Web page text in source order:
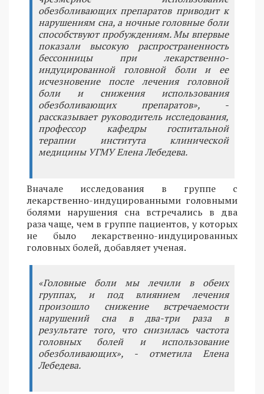
обезболивающих препаратов приводит к
нарушениям сна, а ночные головные боли
способствуют пробуждениям. Мы впервые
показали высокую распространенность
бессонницы при лекарственно-
индуцированной головной боли и ее
исчезновение после лечения головной
боли и снижения использования
обезболивающих препаратов», -
рассказывает руководитель исследования,
профессор кафедры госпитальной
терапии института клинической
медицины УГМУ Елена Лебедева.
Вначале исследования в группе с
лекарственно-индуцированными головными
болями нарушения сна встречались в два
раза чаще, чем в группе пациентов, у которых
не было лекарственно-индуцированных
головных болей, добавляет ученая.
«Головные боли мы лечили в обеих
группах, и под влиянием лечения
произошло снижение встречаемости
нарушений сна в два-три раза в
результате того, что снизилась частота
головных болей и использование
обезболивающих», - отметила Елена
Лебедева.